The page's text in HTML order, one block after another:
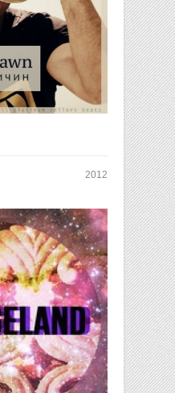
2012